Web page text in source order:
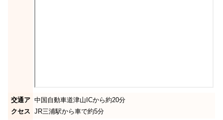
交通ア
クセス
中国自動車道津山ICから約20分
JR三浦駅から車で約5分